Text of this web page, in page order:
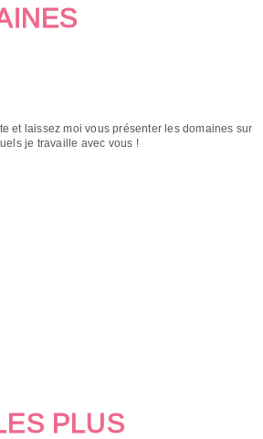
et laissez moi vous présenter les domaines sur
je travaille avec vous !
PLUS